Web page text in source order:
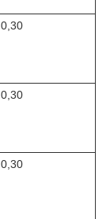
0,30
0,30
0,30